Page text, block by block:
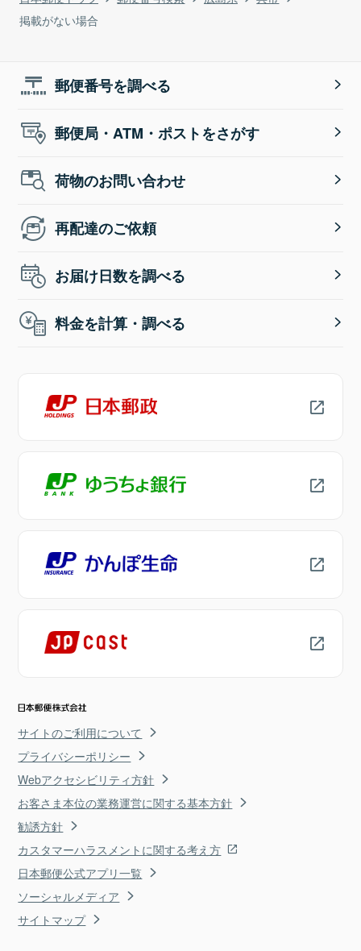
掲載がない場合
郵便番号を調べる
郵便局・ATM・ポストをさがす
荷物のお問い合わせ
再配達のご依頼
お届け日数を調べる
料金を計算・調べる
サイトのご利用について
プライバシーポリシー
Webアクセシビリティ方針
お客さま本位の業務運営に関する基本方針
勧誘方針
カスタマーハラスメントに関する考え方
日本郵便公式アプリ一覧
ソーシャルメディア
サイトマップ